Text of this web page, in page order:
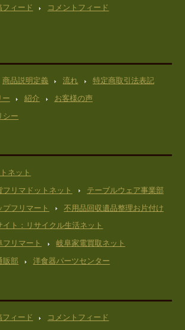
フィード
コメントフィード
商品説明定義 流れ
特定商取引法表記
ー 紹介
お客様の声
シー
ネット
リマドットネット
テーブルウェア事業部
プフリマート
不用品回収遺品整理お片付け
ト：リサイクル生活ネット
リマート
岐阜家電買取ネット
販部
洋食器パーツセンター
フィード
コメントフィード